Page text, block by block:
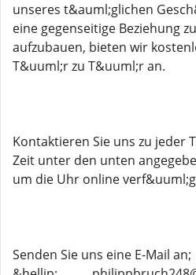
unseres t&auml;glichen
eine gegenseitige Beziehung
aufzubauen, bieten wir
T&uuml;r zu T&uuml;r an.
Kontaktieren Sie uns zu jeder
Zeit unter den unten
um die Uhr online
Senden Sie uns eine E-Mail an;